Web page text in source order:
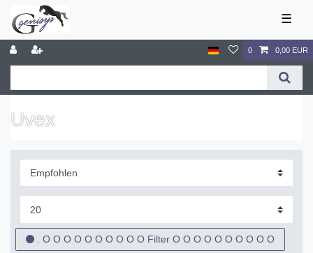
☰
0 0,00 EUR
Uvex
. O O O O O O O O O O Filter O O O O O O O O O O